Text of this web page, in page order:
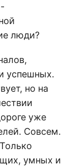
люди?
успешных.
но на
уже
Совсем.
умных и